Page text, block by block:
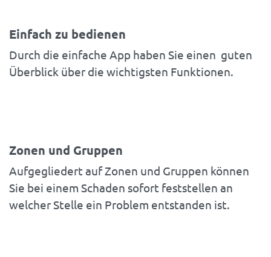
Einfach zu bedienen
Durch die einfache App haben Sie einen guten
Überblick über die wichtigsten Funktionen.
Zonen und Gruppen
Aufgegliedert auf Zonen und Gruppen können
Sie bei einem Schaden sofort feststellen an
welcher Stelle ein Problem entstanden ist.